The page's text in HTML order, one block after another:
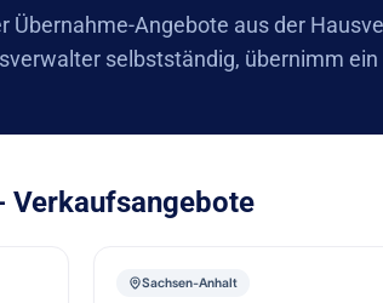
Übernahme-Angebote aus der
selbstständig, übernimm
Verkaufsangebote
Sachsen-Anhalt